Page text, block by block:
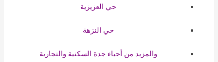
حي العزيزية
حي النزهة
والمزيد من أحياء جدة السكنية والتجارية